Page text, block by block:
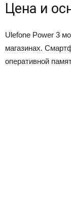
Цена и
Ulefone Power 3
магазинах.
оперативной